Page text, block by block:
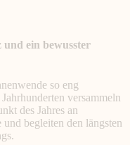
und ein bewusster
so eng
versammeln
des Jahres an
begleiten den längsten